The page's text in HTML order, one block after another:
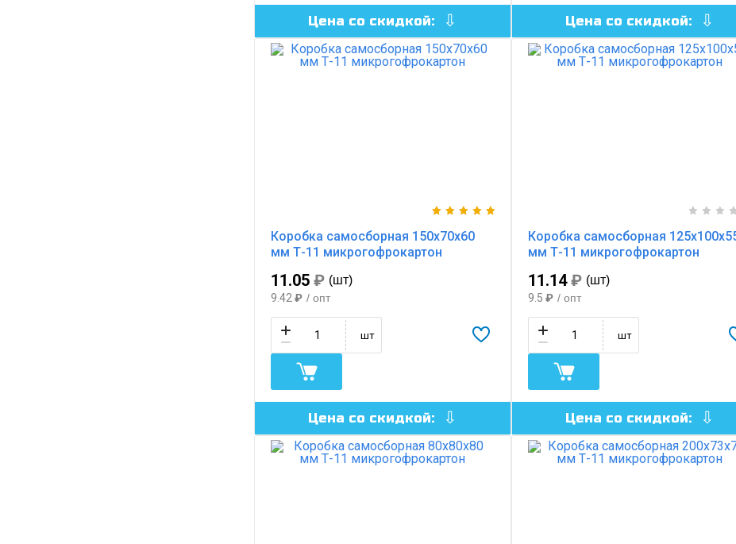
Цена со скидкой: Цена со скидкой:
Коробка самосборная 150х70х60
мм Т-11 микрогофрокартон
11.05 ₽ (шт)
9.42 ₽ / опт
шт
Цена со скидкой:
Коробка самосборная
мм Т-11 микрогофрокартон
11.14₽ (шт)
9.5 ₽ / опт
шт
Цена со скидкой: